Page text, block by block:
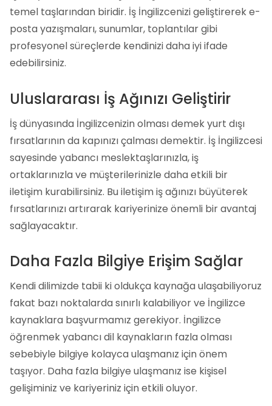
temel taşlarından biridir. İş İngilizcenizi geliştirerek e-
posta yazışmaları, sunumlar, toplantılar gibi
profesyonel süreçlerde kendinizi daha iyi ifade
edebilirsiniz.
Uluslararası İş Ağınızı Geliştirir
İş dünyasında İngilizcenizin olması demek yurt dışı
fırsatlarının da kapınızı çalması demektir. İş İngilizcesi
sayesinde yabancı meslektaşlarınızla, iş
ortaklarınızla ve müşterilerinizle daha etkili bir
iletişim kurabilirsiniz. Bu iletişim iş ağınızı büyüterek
fırsatlarınızı artırarak kariyerinize önemli bir avantaj
sağlayacaktır.
Daha Fazla Bilgiye Erişim Sağlar
Kendi dilimizde tabii ki oldukça kaynağa ulaşabiliyoruz
fakat bazı noktalarda sınırlı kalabiliyor ve İngilizce
kaynaklara başvurmamız gerekiyor. İngilizce
öğrenmek yabancı dil kaynakların fazla olması
sebebiyle bilgiye kolayca ulaşmanız için önem
taşıyor. Daha fazla bilgiye ulaşmanız ise kişisel
gelişiminiz ve kariyeriniz için etkili oluyor.